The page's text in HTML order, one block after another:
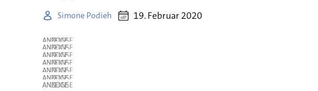
Simone Podieh 19. Februar 2020
ANZEIGE
ANZEIGE
ANZEIGE
ANZEIGE
ANZEIGE
ANZEIGE
ANZEIGE